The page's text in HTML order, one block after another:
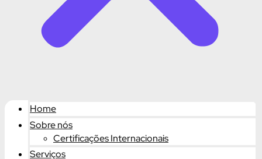
Home
Sobre nós
Certificações Internacionais
Serviços